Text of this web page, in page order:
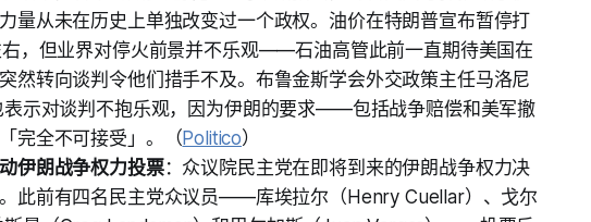
量从未在历史上单独改变过一个政权。油价在特朗普宣布暂停打
，但业界对停火前景并不乐观——石油高管此前一直期待美国在
然转向谈判令他们措手不及。布鲁金斯学会外交政策主任马洛尼
表示对谈判不抱乐观，因为伊朗的要求——包括战争赔偿和美军撤
完全不可接受」。（Politico）
伊朗战争权力投票：众议院民主党在即将到来的伊朗战争权力决
此前有四名民主党众议员——库埃拉尔（Henry Cuellar）、戈尔